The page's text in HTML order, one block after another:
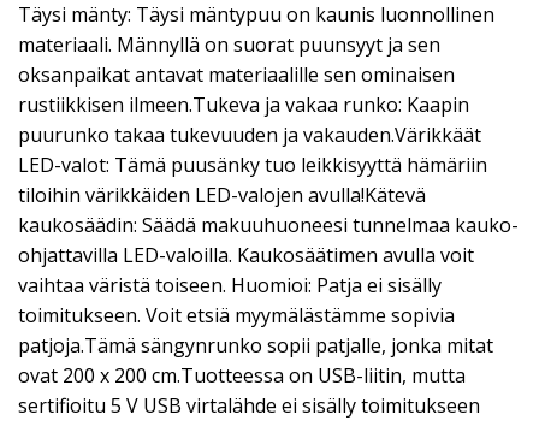
Täysi mänty: Täysi mäntypuu on kaunis luonnollinen
materiaali. Männyllä on suorat puunsyyt ja sen
oksanpaikat antavat materiaalille sen ominaisen
rustiikkisen ilmeen.Tukeva ja vakaa runko: Kaapin
puurunko takaa tukevuuden ja vakauden.Värikkäät
LED-valot: Tämä puusänky tuo leikkisyyttä hämäriin
tiloihin värikkäiden LED-valojen avulla!Kätevä
kaukosäädin: Säädä makuuhuoneesi tunnelmaa kauko-
ohjattavilla LED-valoilla. Kaukosäätimen avulla voit
vaihtaa väristä toiseen. Huomioi: Patja ei sisälly
toimitukseen. Voit etsiä myymälästämme sopivia
patjoja.Tämä sängynrunko sopii patjalle, jonka mitat
ovat 200 x 200 cm.Tuotteessa on USB-liitin, mutta
sertifioitu 5 V USB virtalähde ei sisälly toimitukseen